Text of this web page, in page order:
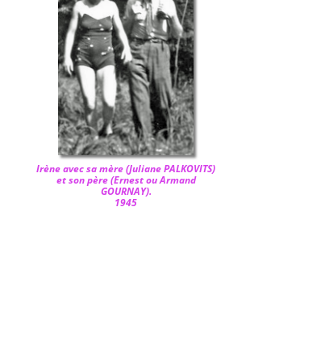
Irène avec sa mère (Juliane PALKOVITS)
et son père (Ernest ou Armand
GOURNAY).
1945